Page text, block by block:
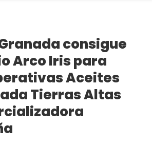
consigue
Arco Iris para
Aceites
Tierras Altas